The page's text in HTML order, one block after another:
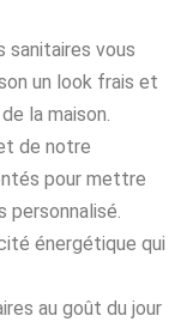
sanitaires vous
un look frais et
la maison.
de notre
pour mettre
énergétique qui
au goût du jour